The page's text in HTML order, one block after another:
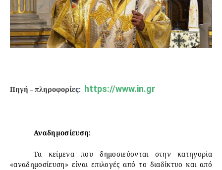
Πηγή – πληροφορίες: https://www.in.gr
Αναδημοσίευση:
Τα κείμενα που δημοσιεύονται στην κατηγορία
«αναδημοσίευση» είναι επιλογές από το διαδίκτυο και από